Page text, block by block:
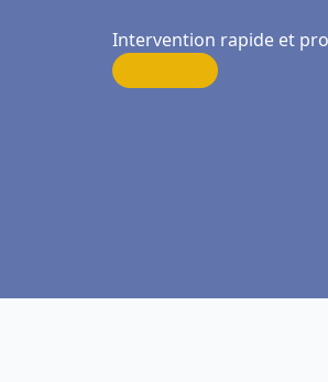
Intervention rapide et